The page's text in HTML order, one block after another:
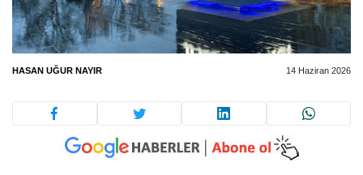
HASAN UĞUR NAYIR 14 Haziran 2026